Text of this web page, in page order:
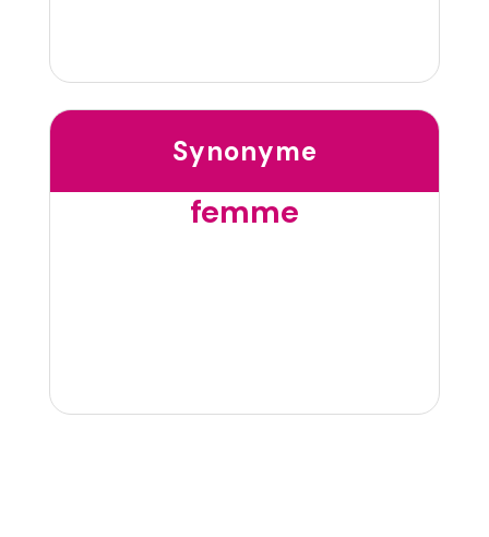
Synonyme
femme